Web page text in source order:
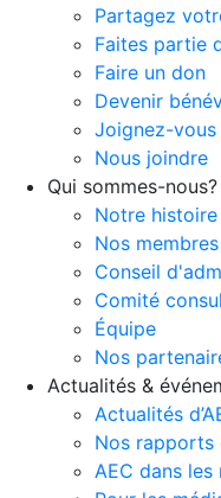
Partagez
Faites partie
Faire un don
Devenir
Joignez-
Nous joindre
Qui sommes-nous?
Notre histoire
Nos
Conseil
Comité
Équipe
Nos
Actualités &
Actualités
Nos rapports
AEC dans les